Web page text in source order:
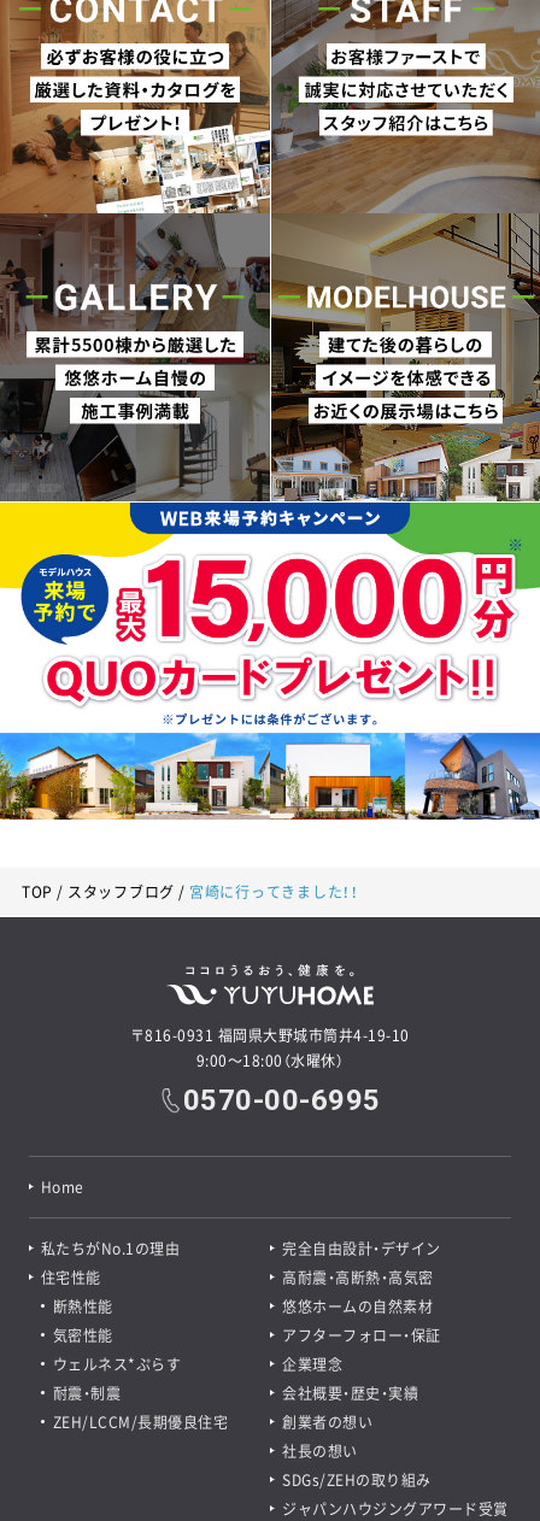
TOP スタッフブログ 宮崎に行ってきました！！
〒816-0931 福岡県大野城市筒井4-19-10
9:00～18:00（水曜休）
0570-00-6995
Home
私たちがNo.1の理由
完全自由設計・デザイン
住宅性能
断熱性能
気密性能
ウェルネス*ぷらす
耐震・制震
ZEH/LCCM/長期優良住宅
高耐震・高断熱・高気密
悠悠ホームの自然素材
アフターフォロー・保証
企業理念
会社概要・歴史・実績
創業者の想い
社長の想い
SDGs/ZEHの取り組み
ジャパンハウジングアワード受賞